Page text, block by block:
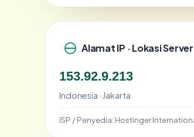
Alamat IP · Lokasi Server
153.92.9.213
Indonesia · Jakarta
ISP / Penyedia: Hostinger